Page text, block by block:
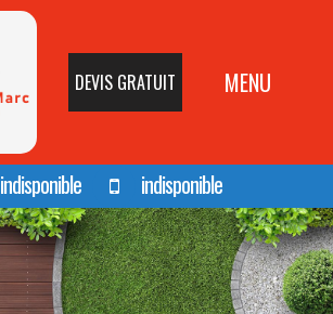
DEVIS GRATUIT MENU
indisponible indisponible